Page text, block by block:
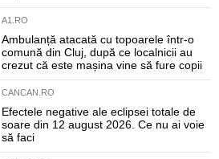
A1.RO
Ambulanță atacată cu topoarele într-o
comună din Cluj, după ce localnicii au
crezut că este mașina vine să fure copii
CANCAN.RO
Efectele negative ale eclipsei totale de
soare din 12 august 2026. Ce nu ai voie
să faci